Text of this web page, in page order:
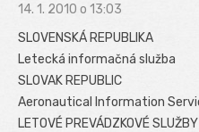
14. 1. 2010 o 13:03
SLOVENSKÁ REPUBLIKA
Letecká informačná služba
SLOVAK REPUBLIC
Aeronautical Information
LETOVÉ PREVÁDZKOVÉ